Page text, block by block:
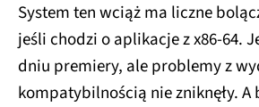
System ten wciąż ma liczne
jeśli chodzi o aplikacje z x86-64.
dniu premiery, ale problemy z
kompatybilnością nie zniknęły. A